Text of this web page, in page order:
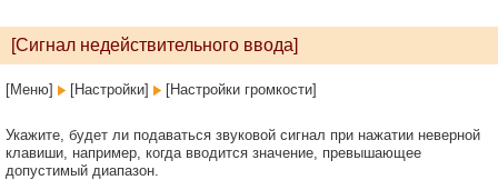
[Сигнал недействительного ввода]
[Меню] [Настройки] [Настройки громкости]
Укажите, будет ли подаваться звуковой сигнал при нажатии неверной
клавиши, например, когда вводится значение, превышающее
допустимый диапазон.